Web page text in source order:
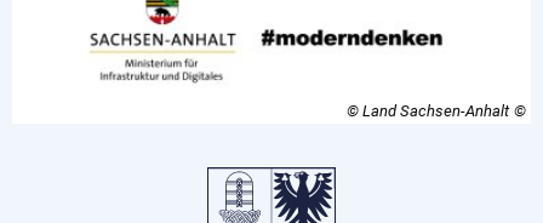
© Land Sachsen-Anhalt